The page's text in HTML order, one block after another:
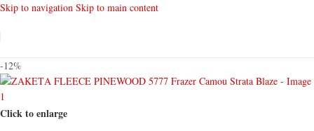
Skip to navigation Skip to main content
-12%
Click to enlarge